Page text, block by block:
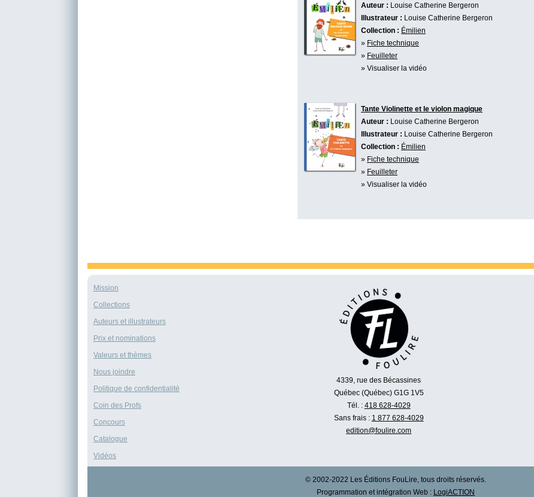
Auteur : Louise Catherine Bergeron
Illustrateur : Louise Catherine Bergeron
Collection : Émilien
» Fiche technique
» Feuilleter
» Visualiser la vidéo
Tante Violinette et le violon magique
Auteur : Louise Catherine Bergeron
Illustrateur : Louise Catherine Bergeron
Collection : Émilien
» Fiche technique
» Feuilleter
» Visualiser la vidéo
Mission
Collections
Auteurs et illustrateurs
Prix et nominations
Valeurs et thèmes
Nous joindre
Politique de confidentialité
Coin des Profs
Concours
Catalogue
Vidéos
4339, rue des Bécassines
Québec (Québec) G1G 1V5
Tél. : 418 628-4029
Sans frais : 1 877 628-4029
edition@foulire.com
© 2002-2022 Les Éditions FouLire, tous droits réservés.
Programmation et intégration Web : LogiACTION